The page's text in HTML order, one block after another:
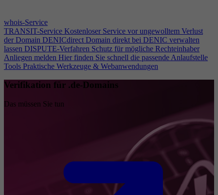
whois-Service
TRANSIT-Service Kostenloser Service vor ungewolltem Verlust
der Domain DENICdirect Domain direkt bei DENIC verwalten
lassen DISPUTE-Verfahren Schutz für mögliche Rechteinhaber
Anliegen melden Hier finden Sie schnell die passende Anlaufstelle
Tools Praktische Werkzeuge & Webanwendungen
Verifikation für .de-Domains
Das müssen Sie tun